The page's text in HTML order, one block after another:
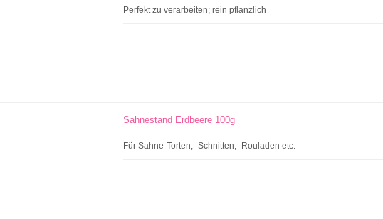
Perfekt zu verarbeiten; rein pflanzlich
Sahnestand Erdbeere 100g
Für Sahne-Torten, -Schnitten, -Rouladen etc.